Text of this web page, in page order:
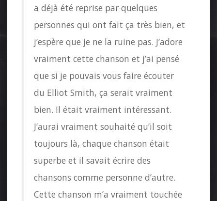
a déjà été reprise par quelques
personnes qui ont fait ça très bien, et
j’espère que je ne la ruine pas. J’adore
vraiment cette chanson et j’ai pensé
que si je pouvais vous faire écouter
du Elliot Smith, ça serait vraiment
bien. Il était vraiment intéressant.
J’aurai vraiment souhaité qu’il soit
toujours là, chaque chanson était
superbe et il savait écrire des
chansons comme personne d’autre.
Cette chanson m’a vraiment touchée